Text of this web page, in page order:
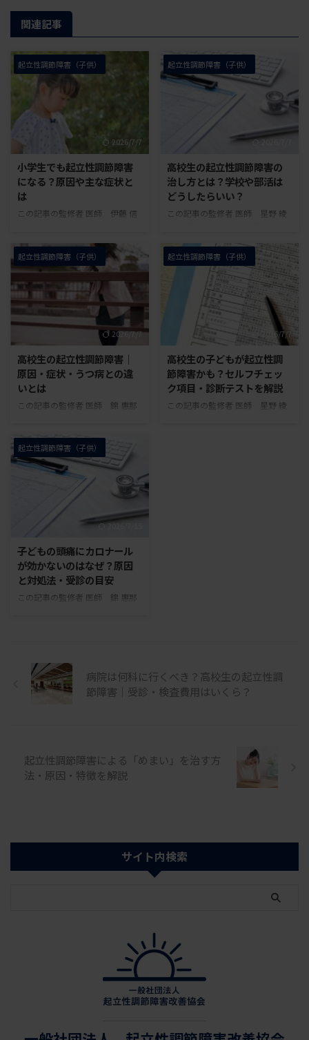
関連記事
起立性調節障害（子供）
2026/7/7
小学生でも起立性調節障害
になる？原因や主な症状と
は
この記事の監修者 医師 伊藤 信
院長 内科・循環器内科・糖尿病
脂質代謝内科・外科 保有資格：
日本外科学会認定登録医・日本循
環器学会循環器専門医 一般社団
法人 起立性調節障害改善協会 小
学生の子どもが、朝起きられな
い、立ち上がるとふらつく、午前
中に体調が悪いなどの症状を訴え
があるでしょう。こうした不調の
背景には、起立性調節障害が関係
している場合があります。 起立
性調節障害は、小学校高学年から
起立性調節障害（子供）
2026/7/7
高校生の起立性調節障害の
治し方とは？学校や部活は
どうしたらいい？
この記事の監修者 医師 星野 綾
有資格：医学博士（総合医療学）
一般社団法人 起立性調節障害改
善協会 高校生になってから、朝
起きられない、午前中に体調が悪
い、学校や部活に思うように参加
できないといった悩みが出てくる
ことがあります。こうした不調の
背景には、起立性調節障害が関係
生の起立性調節障害では、体調不
良だけでなく、授業への出席、部
活動、進路、人間関係などにも影
響が出やすくなります。本人も
起立性調節障害（子供）
2026/7/7
高校生の起立性調節障害｜
原因・症状・うつ病との違
いとは
この記事の監修者 医師 錦 惠那
専門医・日本医師会認定産業医
2018年から起立性調節障害患者
の診療を行い、累計30人以上の
起立性調節障害患者を担当。 一
般社団法人 起立性調節障害改善
協会 高校に進学してから、朝起
どの変化がみられると、親御さん
は不安になることがあるでしょ
う。 このような症状の背景に
は、起立性調節障害（OD）が関
起立性調節障害（子供）
2026/7/7
高校生の子どもが起立性調
節障害かも？セルフチェッ
ク項目・診断テストを解説
この記事の監修者 医師 星野 綾
起立性調節障害（子供）
2026/7/15
子どもの頭痛にカロナール
が効かないのはなぜ？原因
と対処法・受診の目安
この記事の監修者 医師 錦 惠那
の診療を行い、累計30人以上の
起立性調節障害患者を担当。 一
般社団法人 起立性調節障害改善
改善せず、不安に感じる保護者の
方もいるでしょう。 カロナール
病院は何科に行くべき？高校生の起立性調
節障害｜受診・検査費用はいくら？
起立性調節障害による「めまい」を治す方
法・原因・特徴を解説
サイト内検索